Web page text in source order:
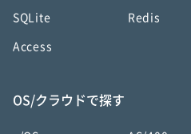
SQLite Redis
Access
OS/クラウドで探す